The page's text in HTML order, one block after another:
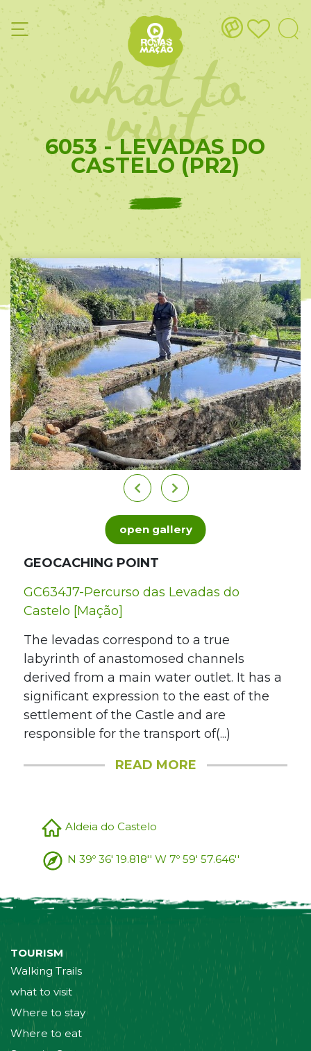
what to
visit
6053 - LEVADAS DO
CASTELO (PR2)
open gallery
GEOCACHING POINT
GC634J7-Percurso das Levadas do
Castelo [Mação]
The levadas correspond to a true
labyrinth of anastomosed channels
derived from a main water outlet. It has a
significant expression to the east of the
settlement of the Castle and are
responsible for the transport of(...)
READ MORE
Aldeia do Castelo
N 39º 36' 19.818'' W 7º 59' 57.646''
TOURISM
Walking Trails
what to visit
Where to stay
Where to eat